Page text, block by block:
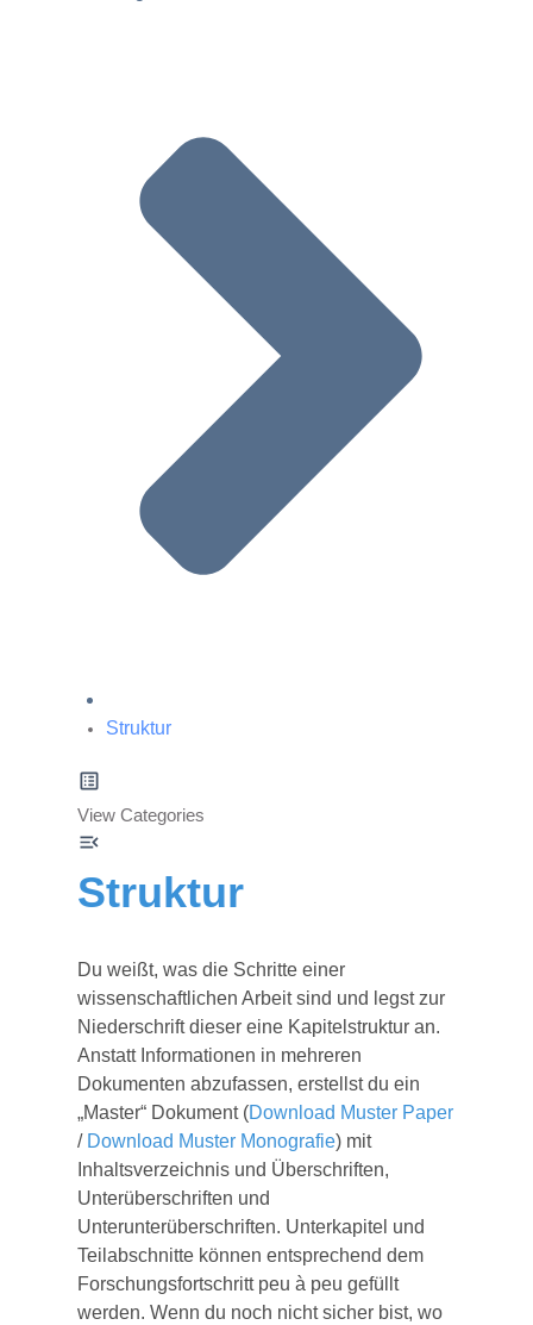
Struktur
View Categories
Struktur
Du weißt, was die Schritte einer
wissenschaftlichen Arbeit sind und legst zur
Niederschrift dieser eine Kapitelstruktur an.
Anstatt Informationen in mehreren
Dokumenten abzufassen, erstellst du ein
„Master“ Dokument (Download Muster Paper
/ Download Muster Monografie) mit
Inhaltsverzeichnis und Überschriften,
Unterüberschriften und
Unterunterüberschriften. Unterkapitel und
Teilabschnitte können entsprechend dem
Forschungsfortschritt peu à peu gefüllt
werden. Wenn du noch nicht sicher bist, wo